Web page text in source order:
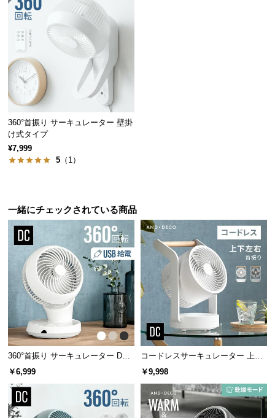
に
つ
い
て
会
員
規
約
に
つ
い
お
360°首振り サーキュレーター 壁掛
け式タイプ
¥7,999
5 （1）
一緒にチェックされている商品
360°首振り サーキュレーター DC
モーター USB給電タイプ
￥6,999
コードレスサーキュレーター 上下
左右首振り 持ち手付き
￥9,998